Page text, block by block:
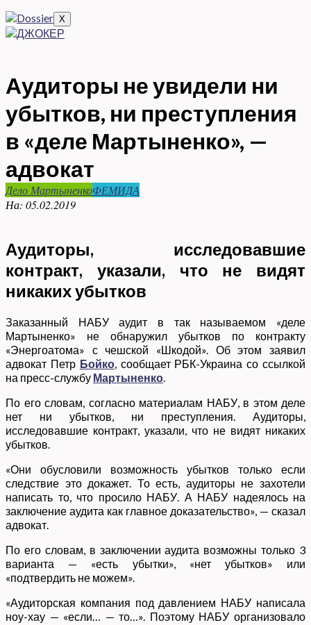
X
Аудиторы не увидели ни
убытков, ни преступления
в «деле Мартыненко», —
адвокат
Дело МартыненкоФЕМИДА
На: 05.02.2019
Аудиторы, исследовавшие
контракт, указали, что не видят
никаких убытков
Заказанный НАБУ аудит в так называемом «деле
Мартыненко» не обнаружил убытков по контракту
«Энергоатома» с чешской «Шкодой». Об этом заявил
адвокат Петр Бойко, сообщает РБК-Украина со ссылкой
на пресс-службу Мартыненко.
По его словам, согласно материалам НАБУ, в этом деле
нет ни убытков, ни преступления. Аудиторы,
исследовавшие контракт, указали, что не видят никаких
убытков.
«Они обусловили возможность убытков только если
следствие это докажет. То есть, аудиторы не захотели
написать то, что просило НАБУ. А НАБУ надеялось на
заключение аудита как главное доказательство», — сказал
адвокат.
По его словам, в заключении аудита возможны только 3
варианта — «есть убытки», «нет убытков» или
«подтвердить не можем».
«Аудиторская компания под давлением НАБУ написала
ноу-хау — «если… — то…». Поэтому НАБУ организовало